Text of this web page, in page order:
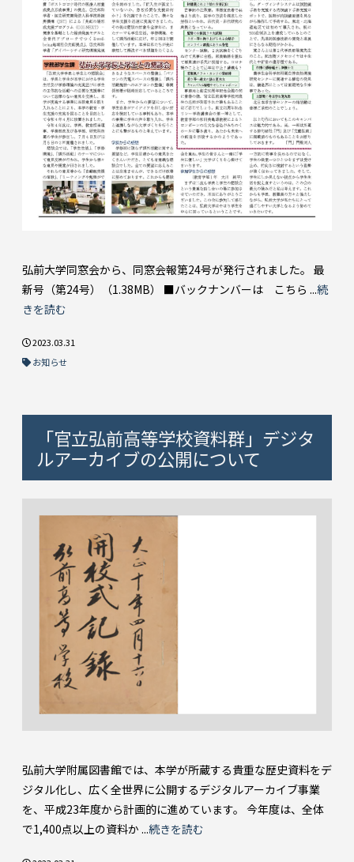
弘前大学同窓会から、同窓会報第24号が発行されました。 最
新号（第24号）（1.38MB） ■バックナンバーは こちら ...続
きを読む
2023.03.31
お知らせ
「官立弘前高等学校資料群」デジタ
ルアーカイブの公開について
弘前大学附属図書館では、本学が所蔵する貴重な歴史資料をデ
ジタル化し、広く全世界に公開するデジタルアーカイブ事業
を、平成23年度から計画的に進めています。 今年度は、全体
で1,400点以上の資料か ...続きを読む